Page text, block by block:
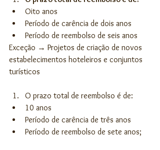
Oito anos
Período de carência de dois anos
Período de reembolso de seis anos
Exceção → Projetos de criação de novos
estabelecimentos hoteleiros e conjuntos
turísticos
O prazo total de reembolso é de:
10 anos
Período de carência de três anos
Período de reembolso de sete anos;